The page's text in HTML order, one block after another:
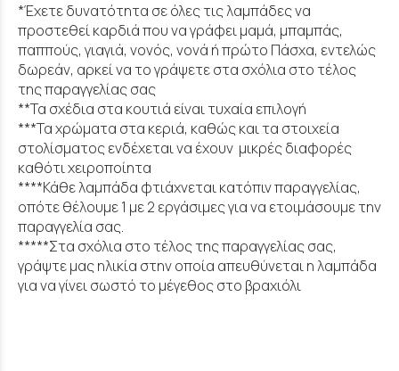
*Έχετε δυνατότητα σε όλες τις λαμπάδες να
προστεθεί καρδιά που να γράφει μαμά, μπαμπάς,
παππούς, γιαγιά, νονός, νονά ή πρώτο Πάσχα, εντελώς
δωρεάν, αρκεί να το γράψετε στα σχόλια στο τέλος
της παραγγελίας σας
**Τα σχέδια στα κουτιά είναι τυχαία επιλογή
***Τα χρώματα στα κεριά, καθώς και τα στοιχεία
στολίσματος ενδέχεται να έχουν μικρές διαφορές
καθότι χειροποίητα
****Κάθε λαμπάδα φτιάχνεται κατόπιν παραγγελίας,
οπότε θέλουμε 1 με 2 εργάσιμες για να ετοιμάσουμε την
παραγγελία σας.
*****Στα σχόλια στο τέλος της παραγγελίας σας,
γράψτε μας ηλικία στην οποία απευθύνεται η λαμπάδα
για να γίνει σωστό το μέγεθος στο βραχιόλι